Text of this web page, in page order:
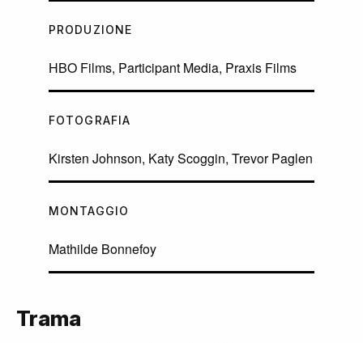
PRODUZIONE
HBO Films, Participant Media, Praxis Films
FOTOGRAFIA
Kirsten Johnson, Katy Scoggin, Trevor Paglen
MONTAGGIO
Mathilde Bonnefoy
Trama